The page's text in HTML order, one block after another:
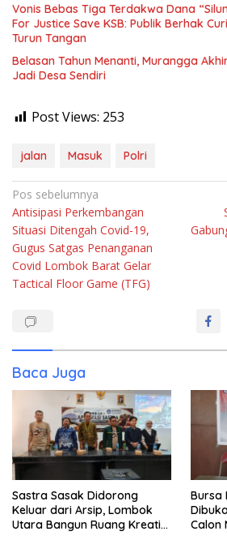
Vonis Bebas Tiga Terdakwa Dana
For Justice Save KSB: Publik Berhak
Turun Tangan
Belasan Tahun Menanti, Murangga
Jadi Desa Sendiri
Post Views: 253
jalan Masuk Polri
Navigasi
pos
Pos sebelumnya
Antisipasi Perkembangan
Situasi Ditengah Covid-19,
Gugus Satgas Penanganan
Covid Lombok Barat Gelar
Tactical Floor Game (TFG)
Baca Juga
Sastra Sasak Didorong
Keluar dari Arsip, Lombok
Utara Bangun Ruang Kreatif
Bursa
Calon